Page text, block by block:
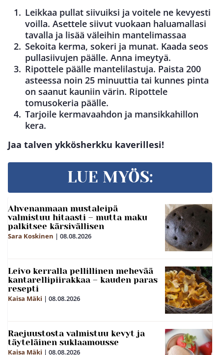
Leikkaa pullat siivuiksi ja voitele ne kevyesti
voilla. Asettele siivut vuokaan haluamallasi
tavalla ja lisää väleihin mantelimassaa
Sekoita kerma, sokeri ja munat. Kaada seos
pullasiivujen päälle. Anna imeytyä.
Ripottele päälle mantelilastuja. Paista 200
asteessa noin 25 minuuttia tai kunnes pinta
on saanut kauniin värin. Ripottele
tomusokeria päälle.
Tarjoile kermavaahdon ja mansikkahillon
kera.
Jaa talven ykkösherkku kaverillesi!
LUE MYÖS:
Ahvenanmaan mustaleipä
valmistuu hitaasti – mutta maku
palkitsee kärsivällisen
Sara Koskinen | 08.08.2026
Leivo kerralla pellillinen mehevää
kantarellipiirakkaa – kauden paras
resepti
Kaisa Mäki | 08.08.2026
Raejuustosta valmistuu kevyt ja
täyteläinen suklaamousse
Kaisa Mäki | 08.08.2026